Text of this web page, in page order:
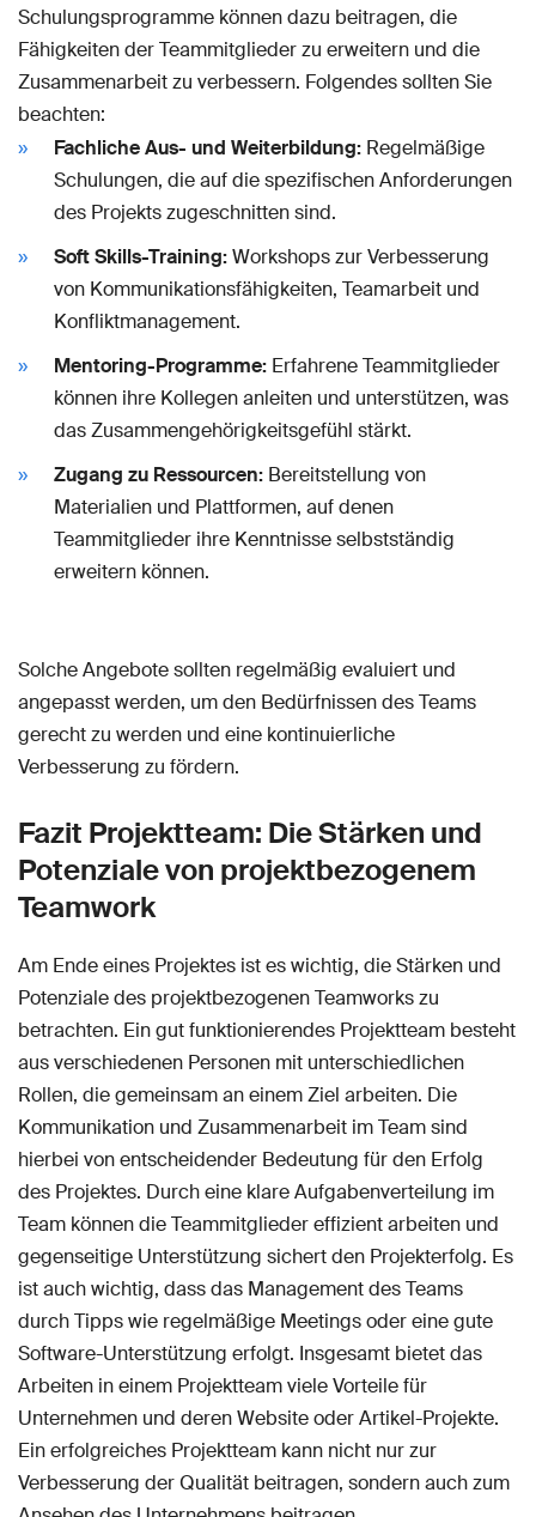
Schulungsprogramme können dazu beitragen, die
Fähigkeiten der Teammitglieder zu erweitern und die
Zusammenarbeit zu verbessern. Folgendes sollten Sie
beachten:
Fachliche Aus- und Weiterbildung: Regelmäßige
Schulungen, die auf die spezifischen Anforderungen
des Projekts zugeschnitten sind.
Soft Skills-Training:Workshops zur Verbesserung
von Kommunikationsfähigkeiten, Teamarbeit und
Konfliktmanagement.
Mentoring-Programme: Erfahrene Teammitglieder
können ihre Kollegen anleiten und unterstützen, was
das Zusammengehörigkeitsgefühl stärkt.
Zugang zu Ressourcen: Bereitstellung von
Materialien und Plattformen, auf denen
Teammitglieder ihre Kenntnisse selbstständig
erweitern können.
Solche Angebote sollten regelmäßig evaluiert und
angepasst werden, um den Bedürfnissen des Teams
gerecht zu werden und eine kontinuierliche
Verbesserung zu fördern.
Fazit Projektteam: Die Stärken und
Potenziale von projektbezogenem
Teamwork
Am Ende eines Projektes ist es wichtig, die Stärken und
Potenziale des projektbezogenen Teamworks zu
betrachten. Ein gut funktionierendes Projektteam besteht
aus verschiedenen Personen mit unterschiedlichen
Rollen, die gemeinsam an einem Ziel arbeiten. Die
Kommunikation und Zusammenarbeit im Team sind
hierbei von entscheidender Bedeutung für den Erfolg
des Projektes. Durch eine klare Aufgabenverteilung im
Team können die Teammitglieder effizient arbeiten und
gegenseitige Unterstützung sichert den Projekterfolg. Es
ist auch wichtig, dass das Management des Teams
durch Tipps wie regelmäßige Meetings oder eine gute
Software-Unterstützung erfolgt. Insgesamt bietet das
Arbeiten in einem Projektteam viele Vorteile für
Unternehmen und deren Website oder Artikel-Projekte.
Ein erfolgreiches Projektteam kann nicht nur zur
Verbesserung der Qualität beitragen, sondern auch zum